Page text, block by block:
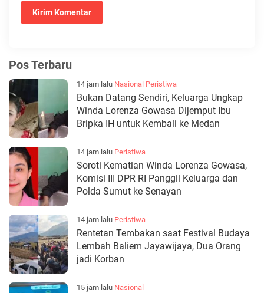
Pos Terbaru
14 jam lalu Nasional Peristiwa
Bukan Datang Sendiri, Keluarga Ungkap
Winda Lorenza Gowasa Dijemput Ibu
Bripka IH untuk Kembali ke Medan
14 jam lalu Peristiwa
Soroti Kematian Winda Lorenza Gowasa,
Komisi III DPR RI Panggil Keluarga dan
Polda Sumut ke Senayan
14 jam lalu Peristiwa
Rentetan Tembakan saat Festival Budaya
Lembah Baliem Jayawijaya, Dua Orang
jadi Korban
15 jam lalu Nasional